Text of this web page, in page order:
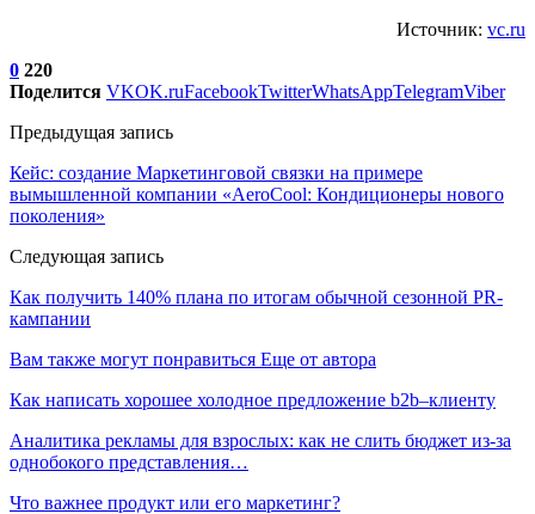
Источник: vc.ru
0 220
Поделится VKOK.ruFacebookTwitterWhatsAppTelegramViber
Предыдущая запись
Кейс: создание Маркетинговой связки на примере
вымышленной компании «AeroCool: Кондиционеры нового
поколения»
Следующая запись
Как получить 140% плана по итогам обычной сезонной PR-
кампании
Вам также могут понравиться Еще от автора
Как написать хорошее холодное предложение b2b–клиенту
Аналитика рекламы для взрослых: как не слить бюджет из-за
однобокого представления…
Что важнее продукт или его маркетинг?